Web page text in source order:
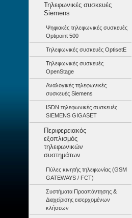
Τηλεφωνικές συσκευές
Siemens
Ψηφιακές τηλεφωνικές συσκευές
Optipoint 500
Τηλεφωνικές συσκευές OptisetE
Τηλεφωνικές συσκευές
OpenStage
Αναλογικές τηλεφωνικές
συσκευές Siemens
ISDN τηλεφωνικές συσκευές
SIEMENS GIGASET
Περιφερειακός
εξοπλισμός
τηλεφωνικών
συστημάτων
Πύλες κινητής τηλεφωνίας (GSM
GATEWAYS / FCT)
Συστήματα Προαπάντησης &
Διαχείρισης εισερχομένων
κλήσεων